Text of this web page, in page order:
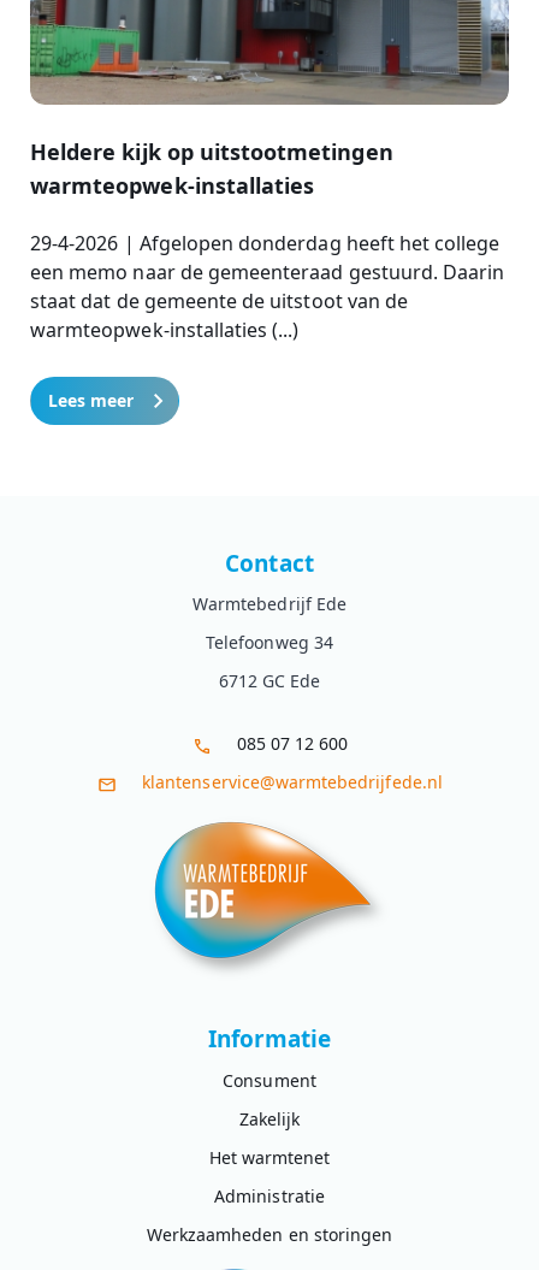
Heldere kijk op uitstootmetingen
warmteopwek-installaties
29-4-2026 | Afgelopen donderdag heeft het college
een memo naar de gemeenteraad gestuurd. Daarin
staat dat de gemeente de uitstoot van de
warmteopwek-installaties (...)
Lees meer
Contact
Warmtebedrijf Ede
Telefoonweg 34
6712 GC Ede
085 07 12 600
klantenservice@warmtebedrijfede.nl
Informatie
Consument
Zakelijk
Het warmtenet
Administratie
Werkzaamheden en storingen